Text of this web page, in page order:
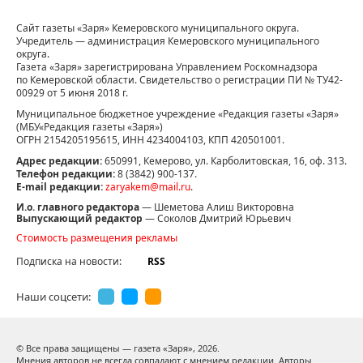
Сайт газеты «Заря» Кемеровского муниципального округа.
Учредитель — администрация Кемеровского муниципального
округа.
Газета «Заря» зарегистрирована Управлением Роскомнадзора
по Кемеровской области. Свидетельство о регистрации ПИ № ТУ42-
00929 от 5 июня 2018 г.
Муниципальное бюджетное учреждение «Редакция газеты «Заря»
(МБУ«Редакция газеты «Заря»)
ОГРН 2154205195615, ИНН 4234004103, КПП 420501001.
Адрес редакции:650991, Кемерово, ул. Карболитовская, 16, оф. 313.
Телефон редакции:8 (3842) 900-137.
E-mail редакции:zaryakem@mail.ru.
И.о. главного редактора— Шеметова Алиш Викторовна
Выпускающий редактор — Соколов Дмитрий Юрьевич
Стоимость размещения рекламы
Подписка на новости:
RSS
Наши соцсети:
© Все права защищены — газета «Заря», 2026.
Мнения авторов не всегда совпадают с мнением редакции. Авторы